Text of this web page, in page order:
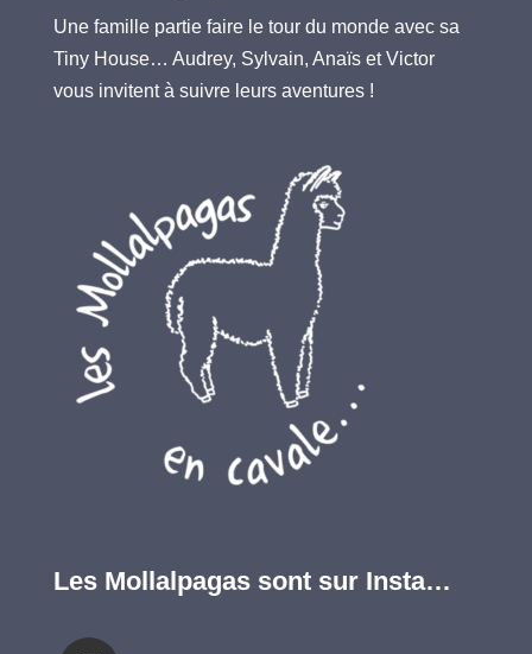
Une famille partie faire le tour du monde avec sa
Tiny House… Audrey, Sylvain, Anaïs et Victor
vous invitent à suivre leurs aventures !
Les Mollalpagas sont sur Insta…